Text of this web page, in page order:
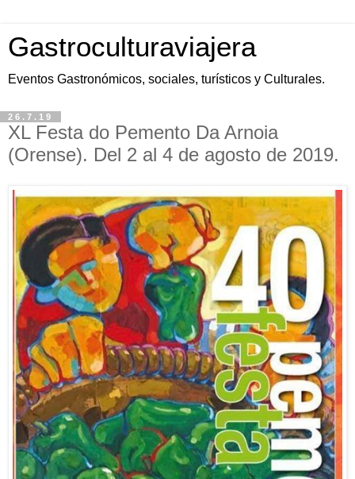
Gastroculturaviajera
Eventos Gastronómicos, sociales, turísticos y Culturales.
26.7.19
XL Festa do Pemento Da Arnoia
(Orense). Del 2 al 4 de agosto de 2019.